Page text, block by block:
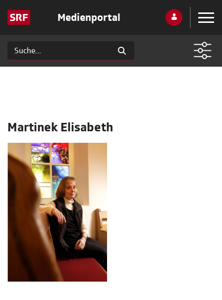
Medienportal
Martinek Elisabeth